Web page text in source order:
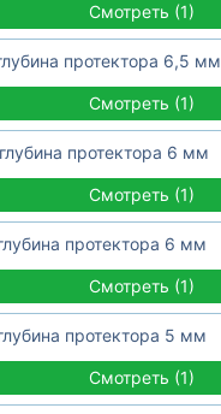
Смотреть (1)
протектора 6,5 мм
Смотреть (1)
протектора 6 мм
Смотреть (1)
протектора 6 мм
Смотреть (1)
протектора 5 мм
Смотреть (1)